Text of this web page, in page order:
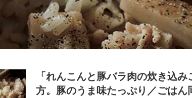
「れんこんと豚バラ肉の炊き込み
方。豚のうま味たっぷり／ごはん